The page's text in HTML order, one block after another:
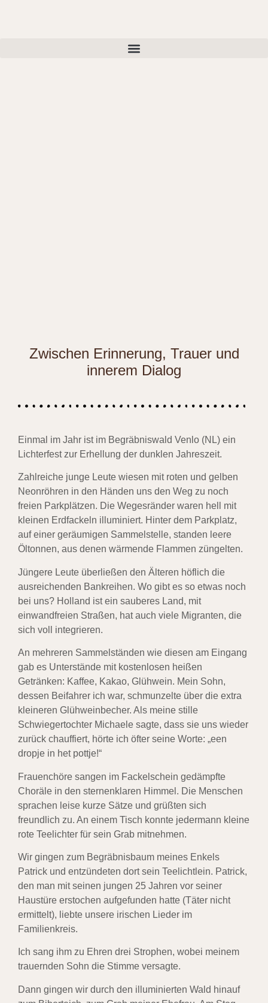
Zwischen Erinnerung, Trauer und
innerem Dialog
Einmal im Jahr ist im Begräbniswald Venlo (NL) ein
Lichterfest zur Erhellung der dunklen Jahreszeit.
Zahlreiche junge Leute wiesen mit roten und gelben
Neonröhren in den Händen uns den Weg zu noch
freien Parkplätzen. Die Wegesränder waren hell mit
kleinen Erdfackeln illuminiert. Hinter dem Parkplatz,
auf einer geräumigen Sammelstelle, standen leere
Öltonnen, aus denen wärmende Flammen züngelten.
Jüngere Leute überließen den Älteren höflich die
ausreichenden Bankreihen. Wo gibt es so etwas noch
bei uns? Holland ist ein sauberes Land, mit
einwandfreien Straßen, hat auch viele Migranten, die
sich voll integrieren.
An mehreren Sammelständen wie diesen am Eingang
gab es Unterstände mit kostenlosen heißen
Getränken: Kaffee, Kakao, Glühwein. Mein Sohn,
dessen Beifahrer ich war, schmunzelte über die extra
kleineren Glühweinbecher. Als meine stille
Schwiegertochter Michaele sagte, dass sie uns wieder
zurück chauffiert, hörte ich öfter seine Worte: „een
dropje in het pottje!“
Frauenchöre sangen im Fackelschein gedämpfte
Choräle in den sternenklaren Himmel. Die Menschen
sprachen leise kurze Sätze und grüßten sich
freundlich zu. An einem Tisch konnte jedermann kleine
rote Teelichter für sein Grab mitnehmen.
Wir gingen zum Begräbnisbaum meines Enkels
Patrick und entzündeten dort sein Teelichtlein. Patrick,
den man mit seinen jungen 25 Jahren vor seiner
Haustüre erstochen aufgefunden hatte (Täter nicht
ermittelt), liebte unsere irischen Lieder im
Familienkreis.
Ich sang ihm zu Ehren drei Strophen, wobei meinem
trauernden Sohn die Stimme versagte.
Dann gingen wir durch den illuminierten Wald hinauf